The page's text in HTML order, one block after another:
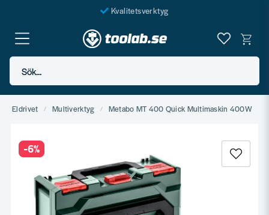
Kvalitetsverktyg
Fraktfritt över 999 SEK*
En järnhandel för alla
Sök...
Eldrivet Multiverktyg Metabo MT 400 Quick Multimaskin 400W
-6%